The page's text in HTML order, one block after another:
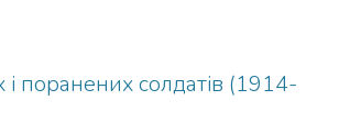
поранених солдатів (1914-